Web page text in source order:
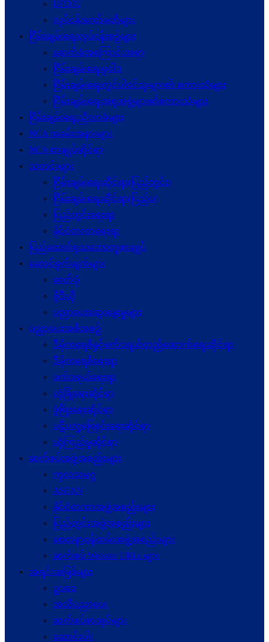
UPDJC
လုပ်ငန်းကော်မတီများ
ငြိမ်းချမ်းရေးလုပ်ငန်းစဉ်များ
နောက်ခံအကြောင်းအရာ
ငြိမ်းချမ်းရေးမူဝါဒ
ငြိမ်းချမ်းရေးတွင်ပါဝင်သူများ၏ စကားသံများ
ငြိမ်းချမ်းရေးအစုအဖွဲ့များ၏စကားသံများ
ငြိမ်းချမ်းရေးညီလာခံများ
NCA အခမ်းအနားများ
NCA စာချုပ်ဆိုင်ရာ
သတင်းများ
ငြိမ်းချမ်းရေးဆိုင်ရာ(ပြည်တွင်း)
ငြိမ်းချမ်းရေးဆိုင်ရာ(ပြည်ပ)
ပြည်တွင်းရေးရာ
နိုင်ငံတကာရေးရာ
ပြည်ထောင်စုသဘောတူစာချုပ်
ဆောင်ရွက်ချက်များ
ဓာတ်ပုံ
ဗွီဒီယို
ပညာပေးဆွေးနွေးမှုများ
ပညာပေးအစီအစဉ်
ဒီမိုကရေစီနှင့်ဖက်ဒရယ်တည်ဆောက်ရေးဆိုင်ရာ
ဒီမိုကရေစီရေးရာ
ဖက်ဒရယ်ရေးရာ
လုံခြုံရေးဆိုင်ရာ
ဖွံဖြိုးရေးဆိုင်ရာ
ပဋိပက္ခ‌ဖြေရှင်းရေးဆိုင်ရာ
ယုံကြည်မှုဆိုင်ရာ
ဆက်စပ်အဖွဲ့အစည်းများ
ကုလသမဂ္ဂ
ASEAN
နိုင်ငံတကာအဖွဲ့အစည်းများ
ပြည်တွင်းအဖွဲ့အစည်းများ
စေတနာ့ဝန်ထမ်းအဖွဲ့အစည်းများ
ဆက်စပ် Website URLs များ
အရင်းအမြစ်များ
ဥပဒေ
အသိပညာပေး
ဆက်စပ်စာအုပ်များ
ဆောင်းပါး